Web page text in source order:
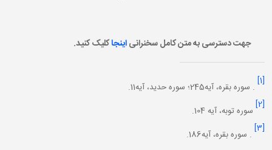
جهت دسترسی به متن کامل سخنرانیاینجاکلیک کنید.
. سوره بقره، آيه245؛ سوره حديد، آيه11.
سوره توبه، آیه 104.
. سوره بقره، آيه186.